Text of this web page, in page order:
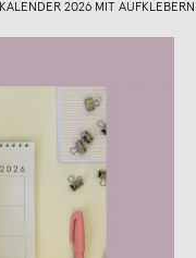
KALENDER 2026 MIT